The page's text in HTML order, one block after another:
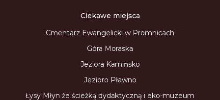
Ciekawe miejsca
Cmentarz Ewangelicki w Promnicach
Góra Moraska
Jeziora Kamińsko
Jezioro Pławno
Łysy Młyn że ścieżką dydaktyczną i eko-muzeum